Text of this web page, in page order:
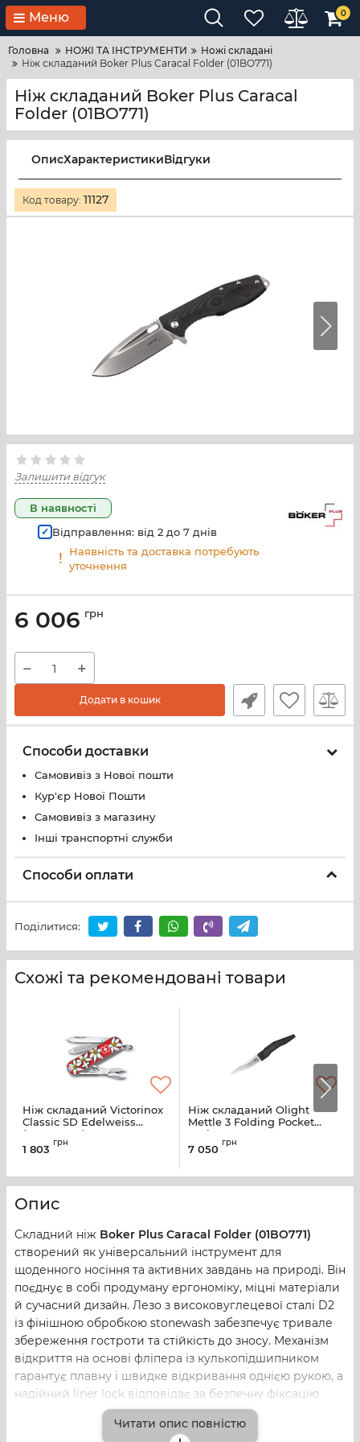
Меню 0
Головна НОЖІ ТА ІНСТРУМЕНТИ
Ножі складані
Ніж складаний Boker Plus Caracal Folder (01BO771)
Ніж складаний Boker Plus Caracal
Folder (01BO771)
ОписХарактеристикиВідгуки
Код товару: 11127
Залишити відгук
В наявності
Відправлення: від 2 до 7 днів
Наявність та доставка потребують
уточнення
6 006 грн
− +
Додати в кошик
Способи доставки
Самовивіз з Нової пошти
Кур'єр Нової Пошти
Самовивіз з магазину
Інші транспортні служби
Способи оплати
Поділитися:
Схожі та рекомендовані товари
Ніж складаний Victorinox
Classic SD Edelweiss
(0.6223.840)
1 803
грн
Ніж складаний Olight
Mettle 3 Folding Pocket
Tool
7 050
грн
Опис
Складний ніж Boker Plus Caracal Folder (01BO771)
створений як універсальний інструмент для
щоденного носіння та активних завдань на природі. Він
поєднує в собі продуману ергономіку, міцні матеріали
й сучасний дизайн. Лезо з високовуглецевої сталі D2
із фінішною обробкою stonewash забезпечує тривале
збереження гостроти та стійкість до зносу. Механізм
відкриття на основі фліпера із кулькопідшипником
гарантує плавну і швидке відкривання однією рукою, а
надійний liner lock відповідає за безпечну фіксацію
клинка у відкритому стані. Руків'я з текстурованих
накладок з G10 і скелетованих лайнерів виготовлена з
Читати опис повністю